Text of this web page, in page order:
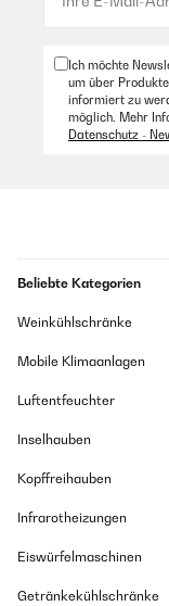
Ich möchte
um über
informiert zu
möglich. Mehr
Datenschutz -
Beliebte Kategorien
Weinkühlschränke
Mobile Klimaanlagen
Luftentfeuchter
Inselhauben
Kopffreihauben
Infrarotheizungen
Eiswürfelmaschinen
Getränkekühlschränke